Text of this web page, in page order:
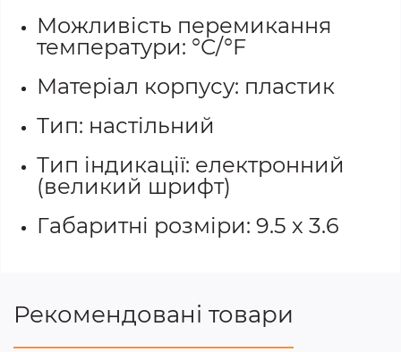
Можливість перемикання
температури: °С/°F
Матеріал корпусу: пластик
Тип: настільний
Тип індикації: електронний
(великий шрифт)
Габаритні розміри: 9.5 х 3.6
Рекомендовані товари